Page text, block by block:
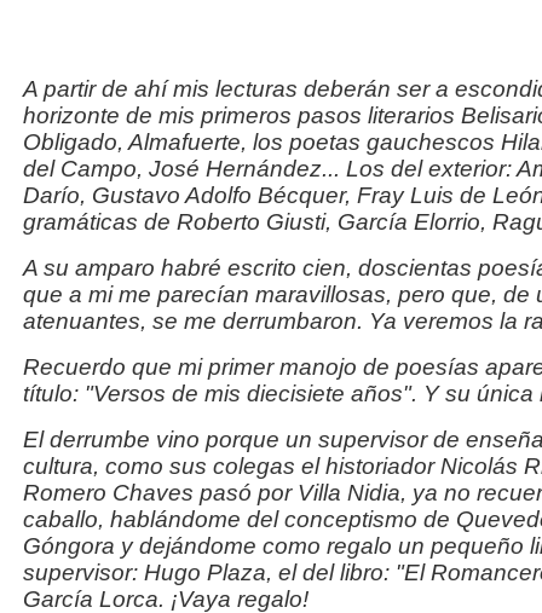
A partir de ahí mis lecturas deberán ser a
horizonte de mis primeros pasos literarios
Obligado, Almafuerte, los poetas gauchescos
del Campo, José Hernández... Los del exterior:
Darío, Gustavo Adolfo Bécquer, Fray Luis de
gramáticas de Roberto Giusti, García Elorrio,
A su amparo habré escrito cien, doscientas
que a mi me parecían maravillosas, pero que, de
atenuantes, se me derrumbaron. Ya veremos la
Recuerdo que mi primer manojo de poesías
título: "Versos de mis diecisiete años". Y su única
El derrumbe vino porque un supervisor de
cultura, como sus colegas el historiador Nicolás
Romero Chaves pasó por Villa Nidia, ya no
caballo, hablándome del conceptismo de
Góngora y dejándome como regalo un pequeño
supervisor: Hugo Plaza, el del libro: "El
García Lorca. ¡Vaya regalo!